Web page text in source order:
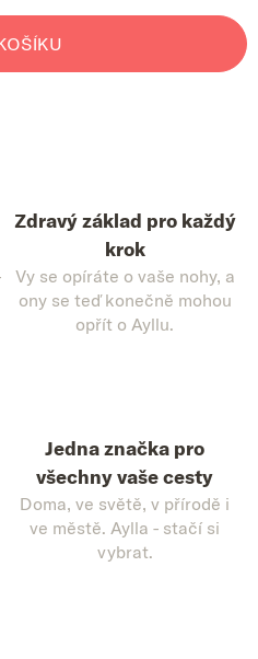
Zdravý základ pro každý
krok
Vy se opíráte o vaše nohy, a
ony se teď konečně mohou
opřít o Ayllu.
Jedna značka pro
všechny vaše cesty
Doma, ve světě, v přírodě i
ve městě. Aylla - stačí si
vybrat.